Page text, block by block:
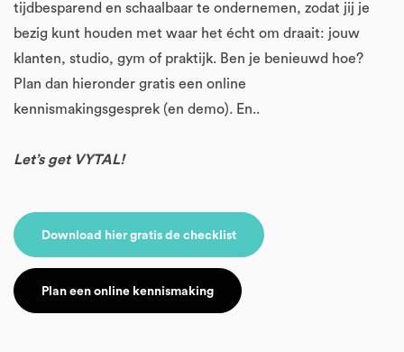
tijdbesparend en schaalbaar te ondernemen, zodat jij je
bezig kunt houden met waar het écht om draait: jouw
klanten, studio, gym of praktijk. Ben je benieuwd hoe?
Plan dan hieronder gratis een online
kennismakingsgesprek (en demo). En..
Let’s get VYTAL!
Download hier gratis de checklist
Plan een online kennismaking